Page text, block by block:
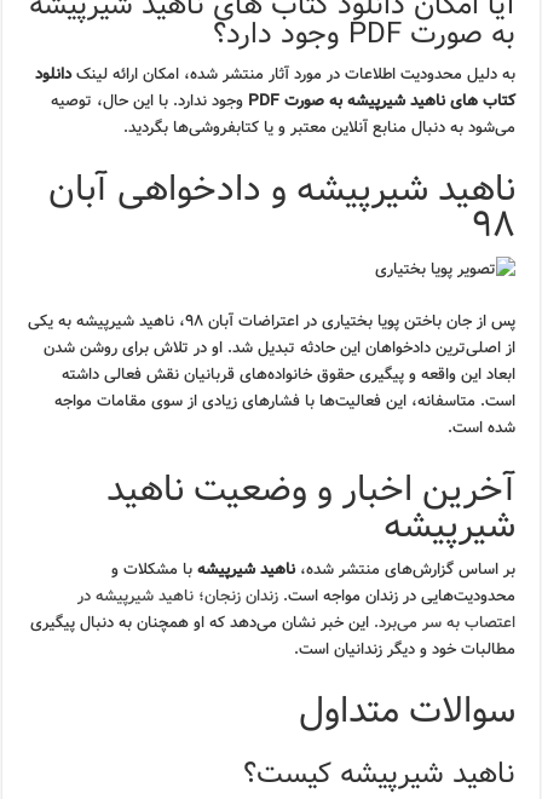
به صورت PDF وجود دارد؟
به دلیل محدودیت اطلاعات در مورد آثار منتشر شده، امکان ارائه لینکدانلود
کتاب های ناهید شیرپیشه به صورت PDF
وجود ندارد. با این حال، توصیه
می‌شود به دنبال منابع آنلاین معتبر و یا کتابفروشی‌ها بگردید.
ناهید شیرپیشه و دادخواهی آبان
۹۸
پس از جان باختن پویا بختیاری در اعتراضات آبان ۹۸، ناهید شیرپیشه به یکی
از اصلی‌ترین دادخواهان این حادثه تبدیل شد. او در تلاش برای روشن شدن
ابعاد این واقعه و پیگیری حقوق خانواده‌های قربانیان نقش فعالی داشته
است. متاسفانه، این فعالیت‌ها با فشارهای زیادی از سوی مقامات مواجه
شده است.
آخرین اخبار و وضعیت ناهید
شیرپیشه
بر اساس گزارش‌های منتشر شده،ناهید شیرپیشهبا مشکلات و
محدودیت‌هایی در زندان مواجه است.زندان زنجان؛ ناهید شیرپیشه در
اعتصاب به سر می‎‌برد.
این خبر نشان می‌دهد که او همچنان به دنبال پیگیری
مطالبات خود و دیگر زندانیان است.
سوالات متداول
ناهید شیرپیشه کیست؟